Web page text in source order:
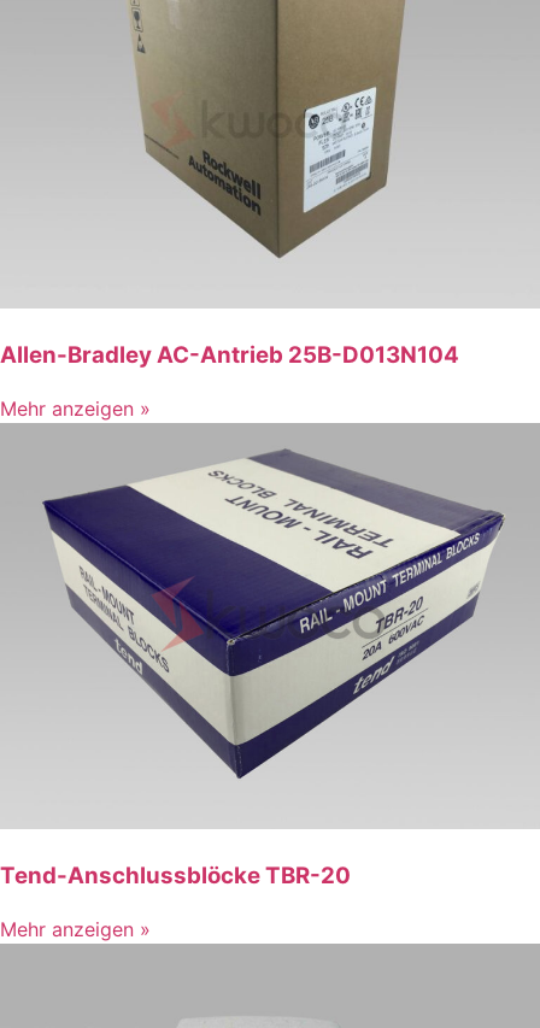
Allen-Bradley AC-Antrieb 25B-D013N104
Mehr anzeigen »
Tend-Anschlussblöcke TBR-20
Mehr anzeigen »